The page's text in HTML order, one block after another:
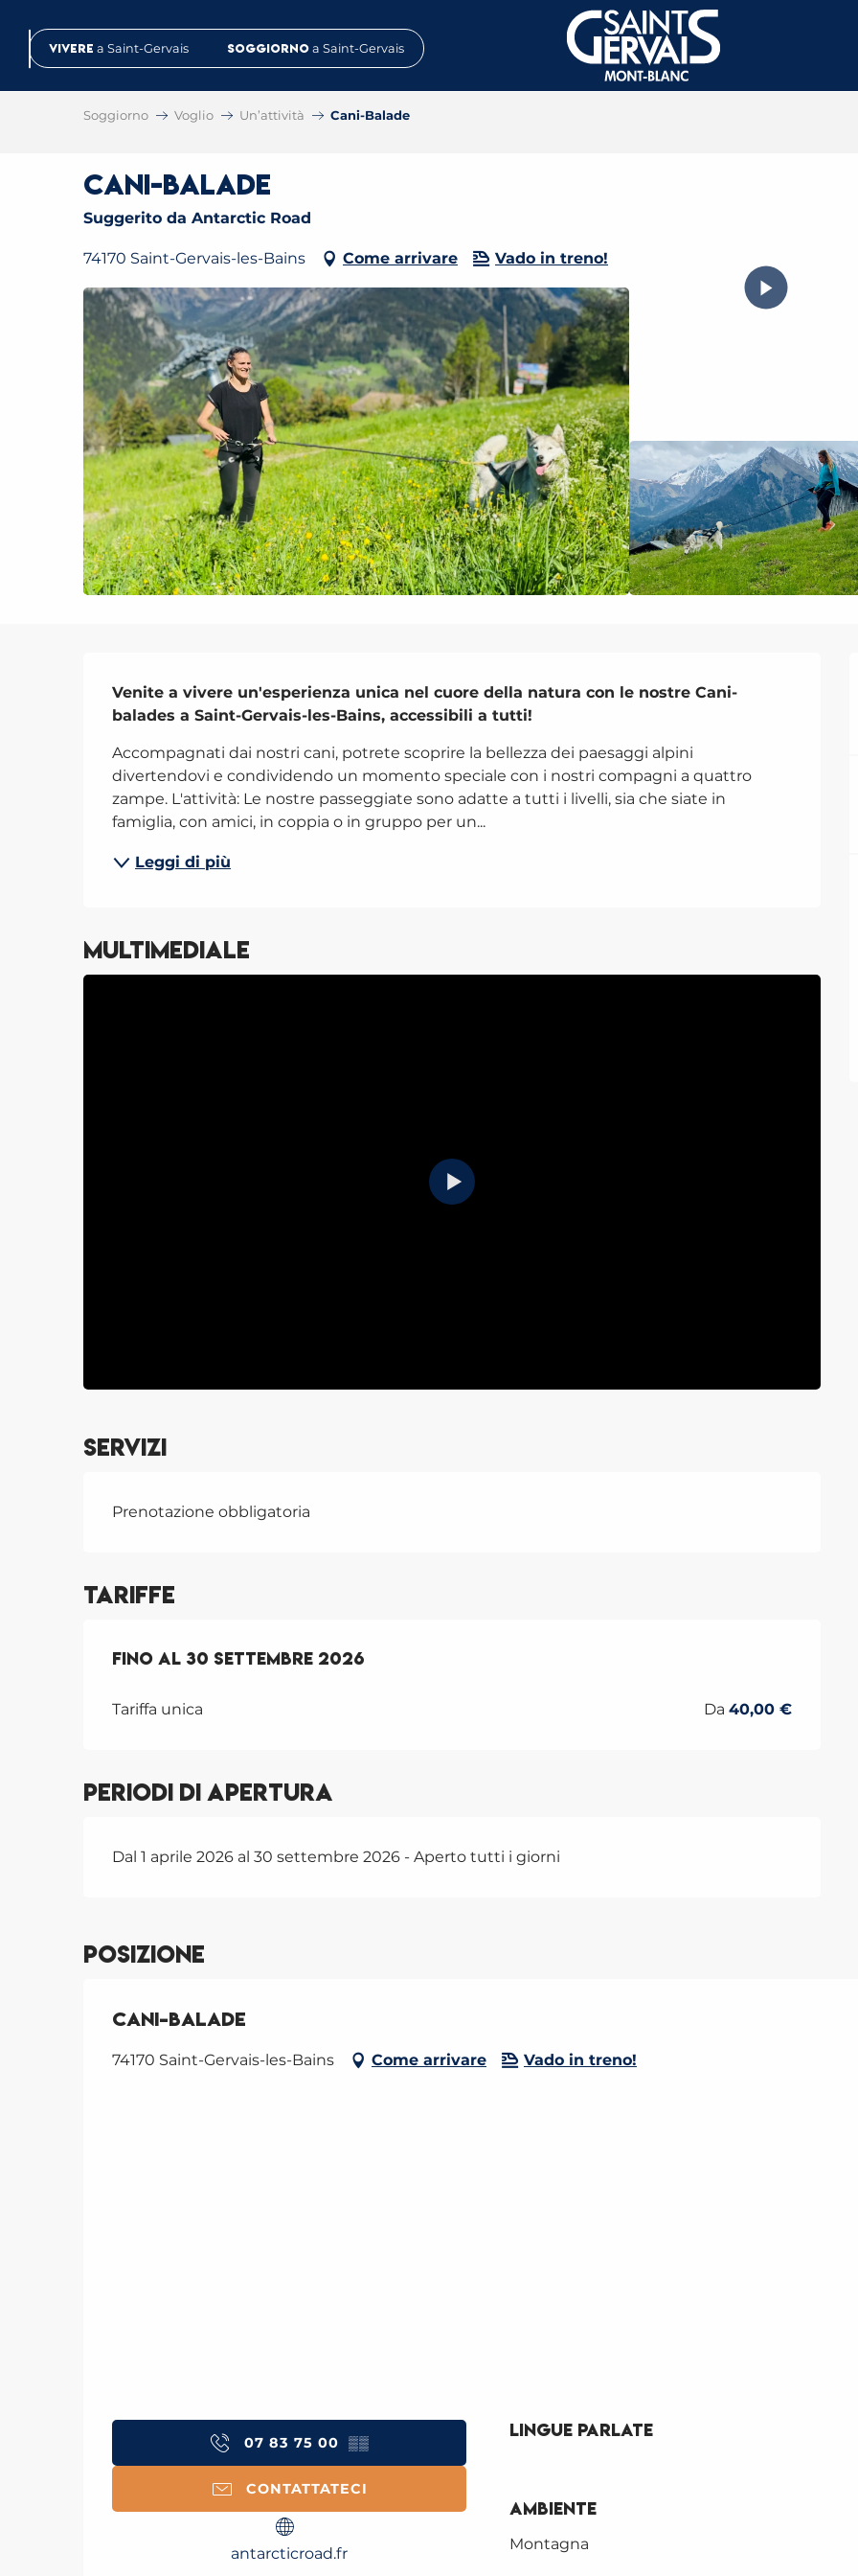
contenuVivere a Saint-Gervais Soggiorno a Saint-Gervais
Soggiorno Voglio Un’attività Cani-Balade
Cani-Balade
Suggerito da Antarctic Road
74170 Saint-Gervais-les-Bains Come arrivare Vado in treno!
Descrizione
Venite a vivere un'esperienza unica nel cuore della natura con le nostre Cani-
balades a Saint-Gervais-les-Bains, accessibili a tutti!
Accompagnati dai nostri cani, potrete scoprire la bellezza dei paesaggi alpini
divertendovi e condividendo un momento speciale con i nostri compagni a quattro
zampe. L'attività: Le nostre passeggiate sono adatte a tutti i livelli, sia che siate in
famiglia, con amici, in coppia o in gruppo per un...
Leggi di più
Multimediale
Servizi
Prenotazione obbligatoria
Tariffe
Dal1 aprile 2026al30 settembre 2026
Fino al 30 settembre 2026
Tariffa unica Da40,00 €
Periodi di apertura
Dal 1 aprile 2026 al 30 settembre 2026 - Aperto tutti i giorni
Posizione
Cani-Balade
74170 Saint-Gervais-les-Bains Come arrivare Vado in treno!
07 83 75 00 ▒▒
CONTATTATECI
antarcticroad.fr
Lingue parlate
Lingue parlate
Ambiente
Ambiente
Montagna